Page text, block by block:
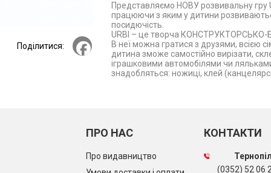
Представляємо НОВУ розвивальну гру
працюючи з яким у дитини
посидючість.
URBI – це творча КОНСТРУКТОРСЬКО-
В неї можна гратися з друзями, всією
дитина зможе самостійно вирізати,
іграшковими автомобілями чи
знадобляться: ножиці, клей
Поділитися: Facebook
ПРО НАС
Про видавництво
КОНТАКТИ
(0352) 52 06